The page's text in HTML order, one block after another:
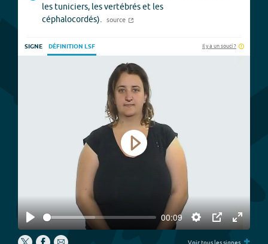
les tuniciers, les vertébrés et les
céphalocordés).
source
SIGNE DÉFINITION LSF Il y a un souci ?
Play
00:09
Settings
PIP
Enter
Play
Voir tous les signes